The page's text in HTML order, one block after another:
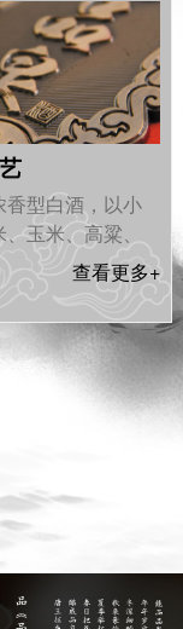
香型白酒，以小
玉米、高粱、
粮食发酵酿制而
百年纯熟酿酒工
洞藏，香气浓
醇厚，入口甜、
尾净余长恰到好
查看更多+